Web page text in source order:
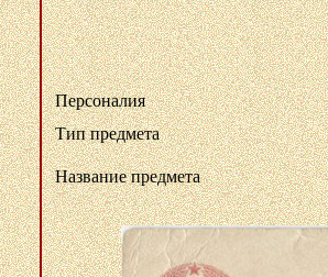
Персоналия
Тип предмета
Название предмета